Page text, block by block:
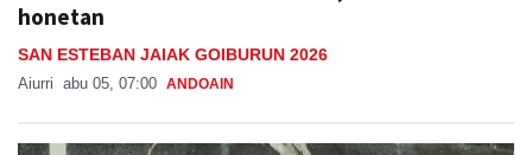
honetan
SAN ESTEBAN JAIAK GOIBURUN 2026
Aiurri abu 05, 07:00 ANDOAIN